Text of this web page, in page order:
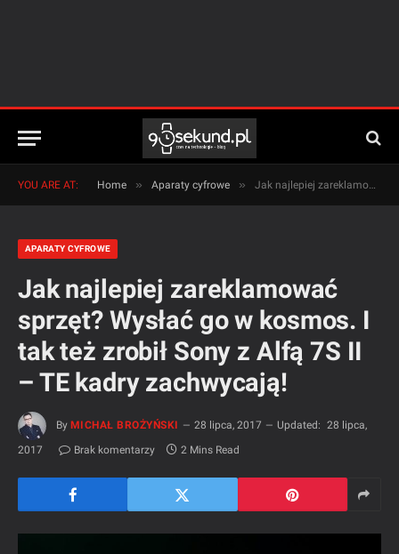
YOU ARE AT: Home » Aparaty cyfrowe » Jak najlepiej zareklamować sprzęt? Wysłać go w kosmos. I tak też zrobił Sony z Alfą 7S II – TE kadry zachwycają!
APARATY CYFROWE
Jak najlepiej zareklamować
sprzęt? Wysłać go w kosmos. I
tak też zrobił Sony z Alfą 7S II
– TE kadry zachwycają!
By MICHAŁ BROŻYŃSKI 28 lipca, 2017 Updated: 28 lipca,
2017
Brak komentarzy 2 Mins Read